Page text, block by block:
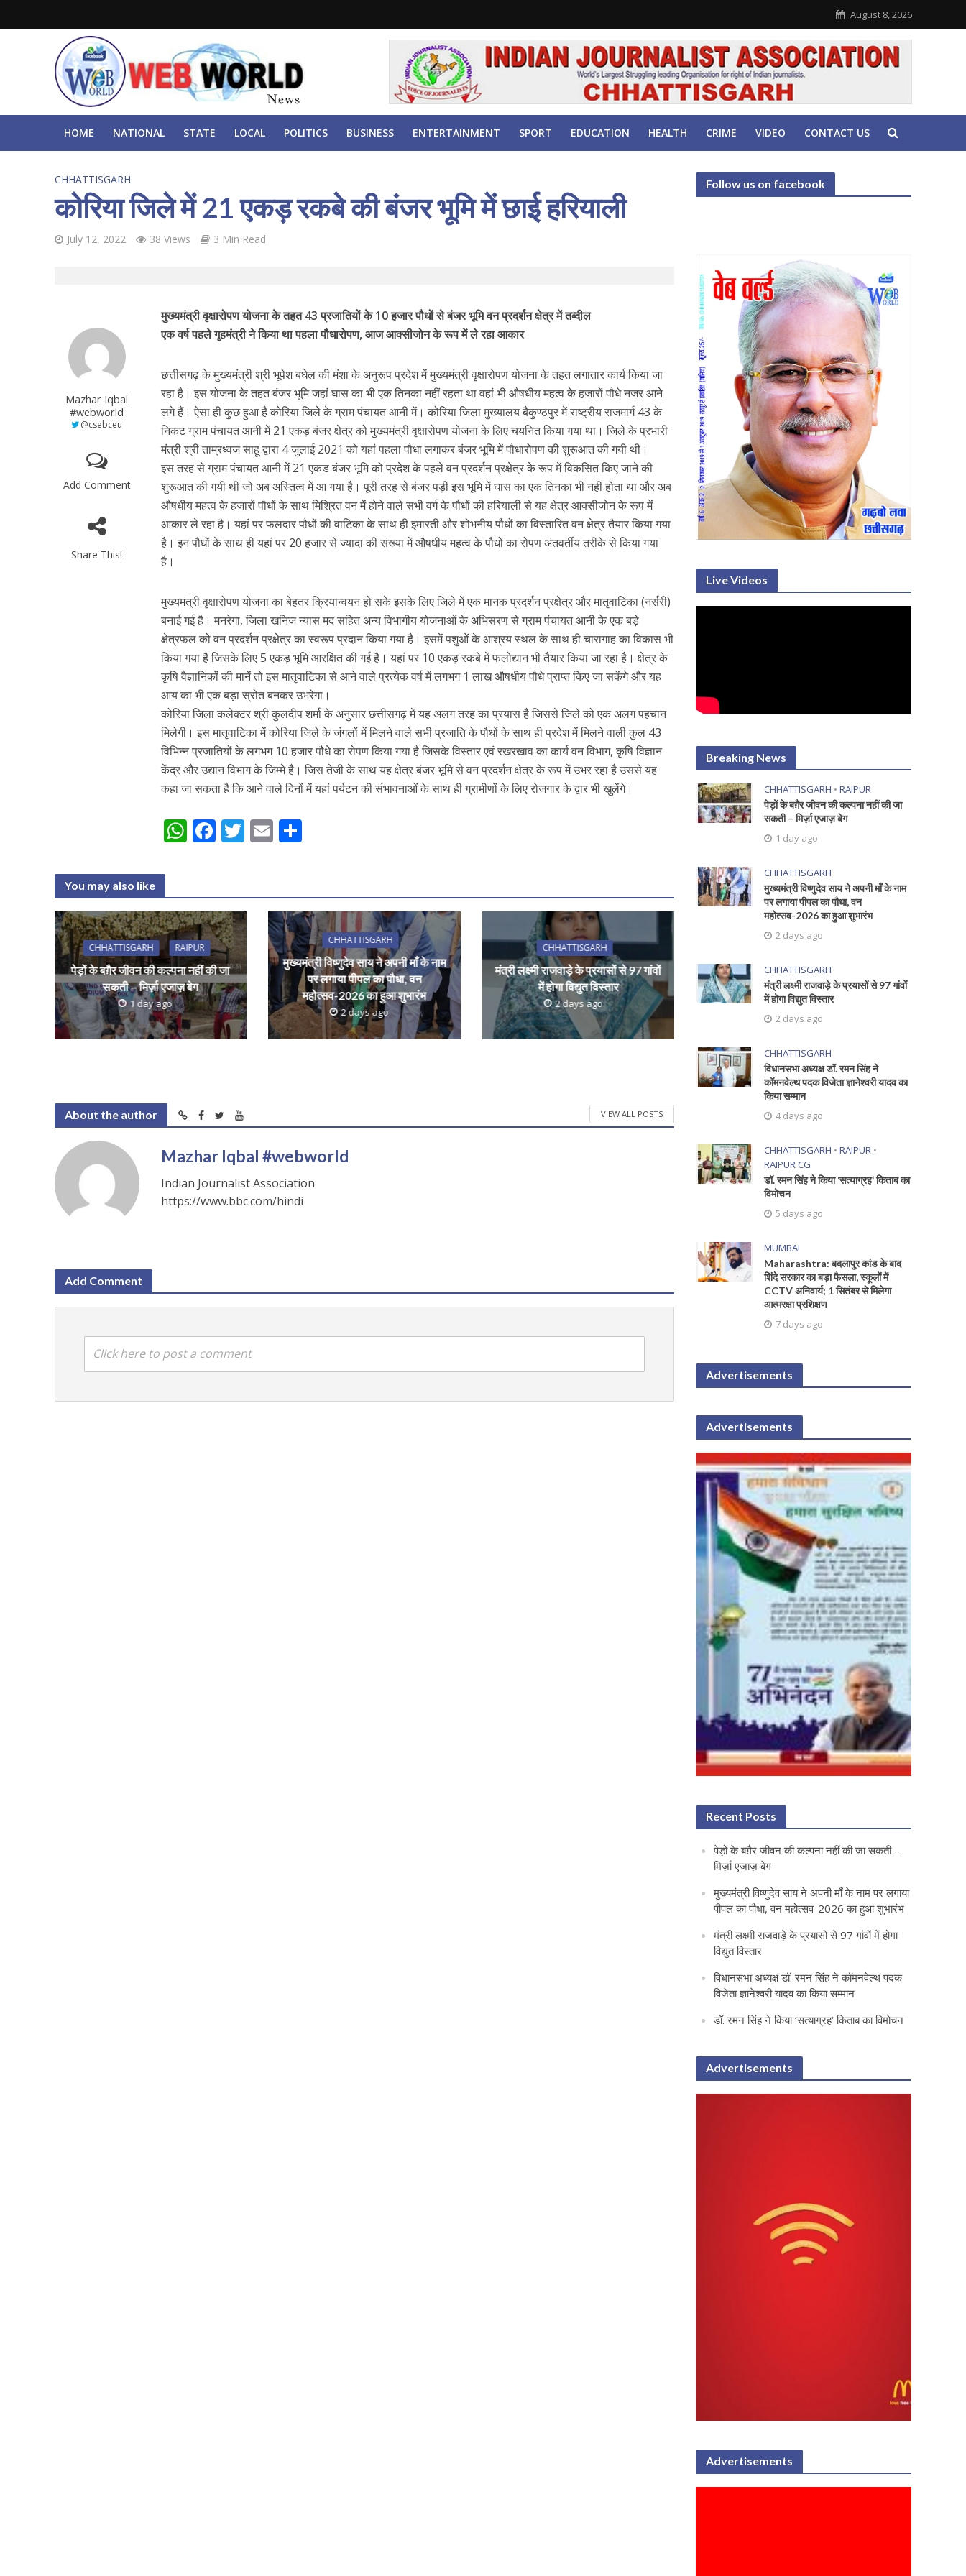
August 8, 2026
HOME NATIONAL STATE LOCAL POLITICS BUSINESS ENTERTAINMENT SPORT EDUCATION HEALTH CRIME VIDEO CONTACT US
CHHATTISGARH
कोरिया जिले में 21 एकड़ रकबे की बंजर भूमि में छाई हरियाली
July 12, 2022 38 Views 3 Min Read
Mazhar Iqbal
#webworld
@csebceu
Add Comment
Share This!
मुख्यमंत्री वृक्षारोपण योजना के तहत 43 प्रजातियों के 10 हजार पौधों से बंजर भूमि वन प्रदर्शन क्षेत्र में तब्दील
एक वर्ष पहले गृहमंत्री ने किया था पहला पौधारोपण, आज आक्सीजोन के रूप में ले रहा आकार
छत्तीसगढ़ के मुख्यमंत्री श्री भूपेश बघेल की मंशा के अनुरूप प्रदेश में मुख्यमंत्री वृक्षारोपण योजना के तहत लगातार कार्य किया जा
रहा है। इस योजना के तहत बंजर भूमि जहां घास का भी एक तिनका नहीं रहता था वहां भी औषधीय महत्व के हजारों पौधे नजर आने
लगे हैं। ऐसा ही कुछ हुआ है कोरिया जिले के ग्राम पंचायत आनी में। कोरिया जिला मुख्यालय बैकुण्ठपुर में राष्ट्रीय राजमार्ग 43 के
निकट ग्राम पंचायत आनी में 21 एकड़ बंजर क्षेत्र को मुख्यमंत्री वृक्षारोपण योजना के लिए चयनित किया गया था। जिले के प्रभारी
मंत्री श्री ताम्रध्वज साहू द्वारा 4 जुलाई 2021 को यहां पहला पौधा लगाकर बंजर भूमि में पौधारोपण की शुरूआत की गयी थी।
इस तरह से ग्राम पंचायत आनी में 21 एकड बंजर भूमि को प्रदेश के पहले वन प्रदर्शन प्रक्षेत्र के रूप में विकसित किए जाने की
शुरूआत की गयी थी जो अब अस्तित्व में आ गया है। पूरी तरह से बंजर पड़ी इस भूमि में घास का एक तिनका भी नहीं होता था और अब
औषधीय महत्व के हजारों पौधों के साथ मिश्रित वन में होने वाले सभी वर्ग के पौधों की हरियाली से यह क्षेत्र आक्सीजोन के रूप में
आकार ले रहा है। यहां पर फलदार पौधों की वाटिका के साथ ही इमारती और शोभनीय पौधों का विस्तारित वन क्षेत्र तैयार किया गया
है। इन पौधों के साथ ही यहां पर 20 हजार से ज्यादा की संख्या में औषधीय महत्व के पौधों का रोपण अंतवर्तीय तरीके से किया गया
है।
मुख्यमंत्री वृक्षारोपण योजना का बेहतर क्रियान्वयन हो सके इसके लिए जिले में एक मानक प्रदर्शन प्रक्षेत्र और मातृवाटिका (नर्सरी)
बनाई गई है। मनरेगा, जिला खनिज न्यास मद सहित अन्य विभागीय योजनाओं के अभिसरण से ग्राम पंचायत आनी के एक बड़े
क्षेत्रफल को वन प्रदर्शन प्रक्षेत्र का स्वरूप प्रदान किया गया है। इसमें पशुओं के आश्रय स्थल के साथ ही चारागाह का विकास भी
किया गया है जिसके लिए 5 एकड़ भूमि आरक्षित की गई है। यहां पर 10 एकड़ रकबे में फलोद्यान भी तैयार किया जा रहा है। क्षेत्र के
कृषि वैज्ञानिकों की मानें तो इस मातृवाटिका से आने वाले प्रत्येक वर्ष में लगभग 1 लाख औषधीय पौधे प्राप्त किए जा सकेंगे और यह
आय का भी एक बड़ा स्रोत बनकर उभरेगा।
कोरिया जिला कलेक्टर श्री कुलदीप शर्मा के अनुसार छत्तीसगढ़ में यह अलग तरह का प्रयास है जिससे जिले को एक अलग पहचान
मिलेगी। इस मातृवाटिका में कोरिया जिले के जंगलों में मिलने वाले सभी प्रजाति के पौधों के साथ ही प्रदेश में मिलने वाली कुल 43
विभिन्न प्रजातियों के लगभग 10 हजार पौधे का रोपण किया गया है जिसके विस्तार एवं रखरखाव का कार्य वन विभाग, कृषि विज्ञान
केंद्र और उद्यान विभाग के जिम्मे है। जिस तेजी के साथ यह क्षेत्र बंजर भूमि से वन प्रदर्शन क्षेत्र के रूप में उभर रहा है उससे यह
कहा जा सकता है कि आने वाले दिनों में यहां पर्यटन की संभावनाओं के साथ ही ग्रामीणों के लिए रोजगार के द्वार भी खुलेंगे।
W
s
A
p
p
F
b
o
o
k
T
er
E
l e
You may also like
CHHATTISGARH RAIPUR
पेड़ों के बग़ैर जीवन की कल्पना नहीं की जा
सकती – मिर्ज़ा एजाज़ बेग
1 day ago
CHHATTISGARH
मुख्यमंत्री विष्णुदेव साय ने अपनी माँ के नाम
पर लगाया पीपल का पौधा, वन
महोत्सव-2026 का हुआ शुभारंभ
2 days ago
CHHATTISGARH
मंत्री लक्ष्मी राजवाड़े के प्रयासों से 97 गांवों
में होगा विद्युत विस्तार
2 days ago
About the author VIEW ALL POSTS
Mazhar Iqbal #webworld
Indian Journalist Association
https://www.bbc.com/hindi
Add Comment
Click here to post a comment
Follow us on facebook
Live Videos
Breaking News
CHHATTISGARH • RAIPUR
पेड़ों के बग़ैर जीवन की कल्पना नहीं की जा
सकती – मिर्ज़ा एजाज़ बेग
1 day ago
CHHATTISGARH
मुख्यमंत्री विष्णुदेव साय ने अपनी माँ के नाम
पर लगाया पीपल का पौधा, वन
महोत्सव-2026 का हुआ शुभारंभ
2 days ago
CHHATTISGARH
मंत्री लक्ष्मी राजवाड़े के प्रयासों से 97 गांवों
में होगा विद्युत विस्तार
2 days ago
CHHATTISGARH
विधानसभा अध्यक्ष डॉ. रमन सिंह ने
कॉमनवेल्थ पदक विजेता ज्ञानेश्वरी यादव का
किया सम्मान
4 days ago
CHHATTISGARH • RAIPUR •
RAIPUR CG
डॉ. रमन सिंह ने किया ‘सत्याग्रह‘ किताब का
विमोचन
5 days ago
MUMBAI
Maharashtra: बदलापुर कांड के बाद
शिंदे सरकार का बड़ा फैसला, स्कूलों में
CCTV अनिवार्य; 1 सितंबर से मिलेगा
आत्मरक्षा प्रशिक्षण
7 days ago
Advertisements
Advertisements
Recent Posts
पेड़ों के बग़ैर जीवन की कल्पना नहीं की जा सकती –
मिर्ज़ा एजाज़ बेग
मुख्यमंत्री विष्णुदेव साय ने अपनी माँ के नाम पर लगाया
पीपल का पौधा, वन महोत्सव-2026 का हुआ शुभारंभ
मंत्री लक्ष्मी राजवाड़े के प्रयासों से 97 गांवों में होगा
विद्युत विस्तार
विधानसभा अध्यक्ष डॉ. रमन सिंह ने कॉमनवेल्थ पदक
विजेता ज्ञानेश्वरी यादव का किया सम्मान
डॉ. रमन सिंह ने किया ‘सत्याग्रह‘ किताब का विमोचन
Advertisements
Advertisements